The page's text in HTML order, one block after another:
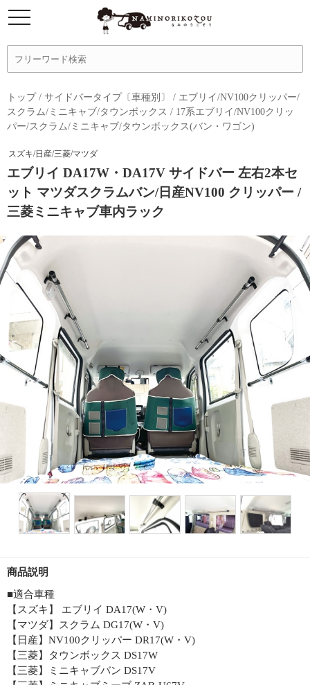
トップ/ サイドバータイプ〔車種別〕 / エブリイ/NV100クリッパー/
スクラム/ミニキャブ/タウンボックス / 17系エブリイ/NV100クリッ
パー/スクラム/ミニキャブ/タウンボックス(バン・ワゴン)
スズキ/日産/三菱/マツダ
エブリイ DA17W・DA17V サイドバー 左右2本セ
ット マツダスクラムバン/日産NV100 クリッパー /
三菱ミニキャブ車内ラック
商品説明
■適合車種
【スズキ】 エブリイ DA17(W・V)
【マツダ】スクラム DG17(W・V)
【日産】NV100クリッパー DR17(W・V)
【三菱】タウンボックス DS17W
【三菱】ミニキャブバン DS17V